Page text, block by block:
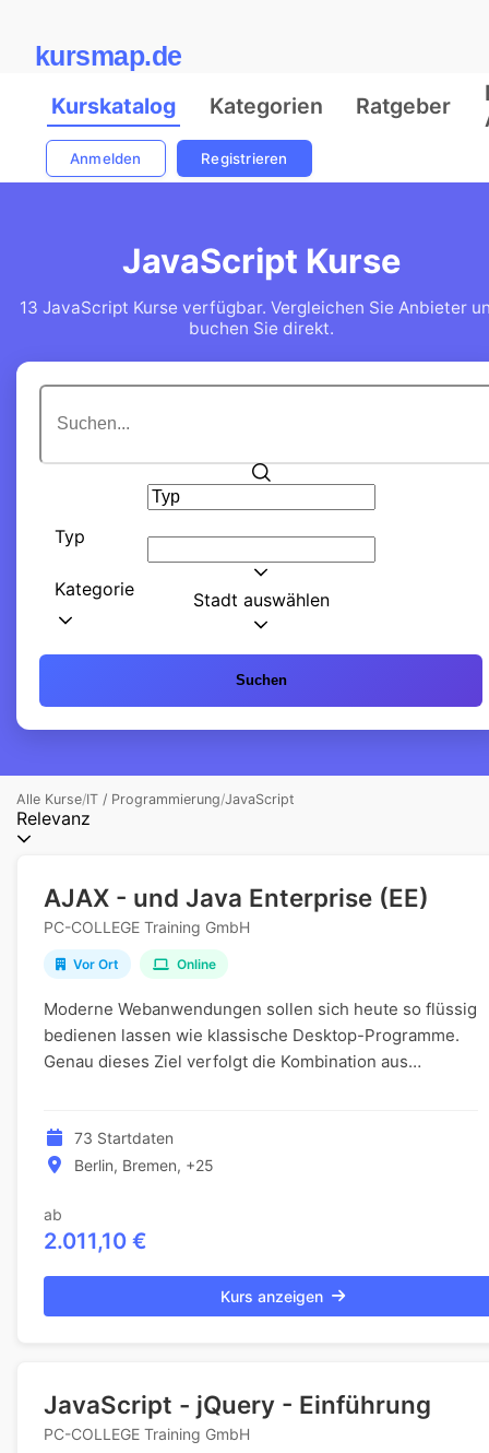
kursmap.de
Kurskatalog Kategorien Ratgeber
Anmelden Registrieren
JavaScript Kurse
13 JavaScript Kurse verfügbar. Vergleichen Sie Anbieter
buchen Sie direkt.
Typ
Kategorie Stadt auswählen
Suchen
Alle Kurse/IT / Programmierung/JavaScript
Relevanz
AJAX - und Java Enterprise (EE)
PC-COLLEGE Training GmbH
Vor Ort Online
Moderne Webanwendungen sollen sich heute so flüssig
bedienen lassen wie klassische Desktop-Programme.
Genau dieses Ziel verfolgt die Kombination aus
73 Startdaten
Berlin, Bremen, +25
ab
2.011,10 €
Kurs anzeigen
JavaScript - jQuery - Einführung
PC-COLLEGE Training GmbH